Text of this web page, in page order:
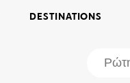
DESTINATIONS